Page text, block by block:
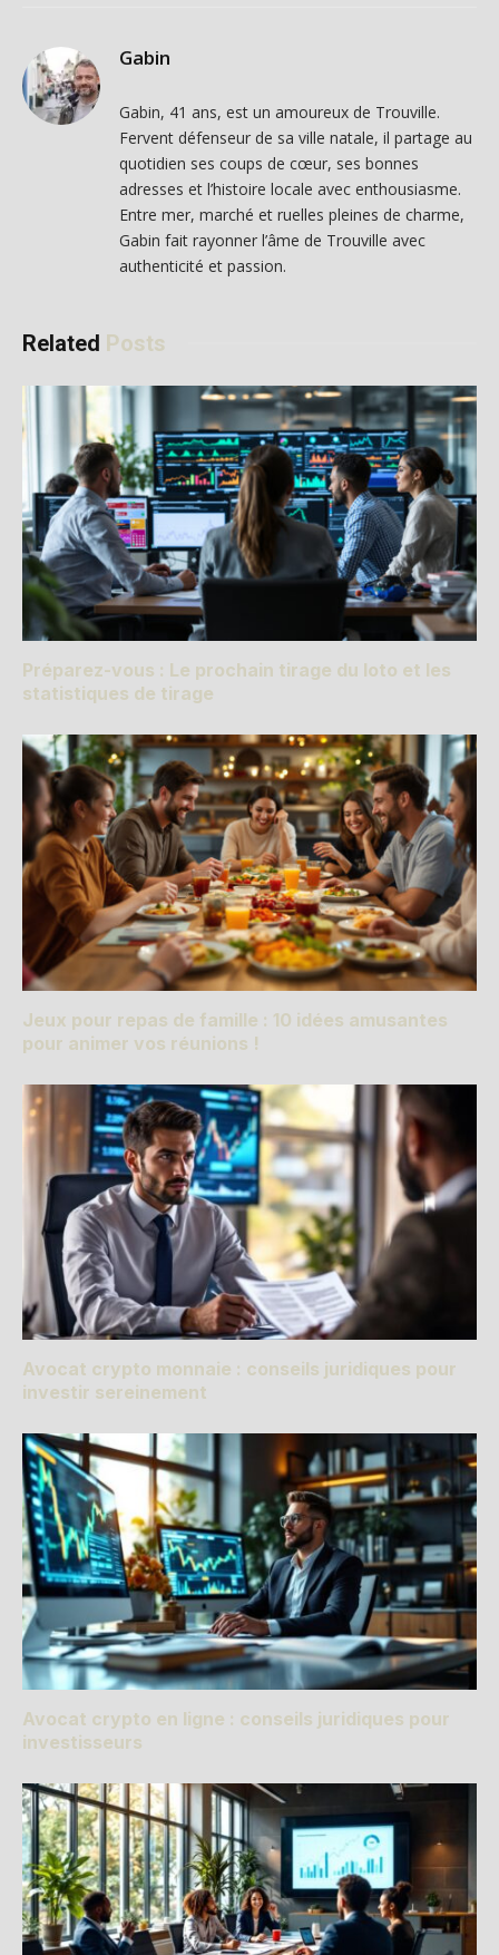
Gabin
Gabin, 41 ans, est un amoureux de Trouville.
Fervent défenseur de sa ville natale, il partage au
quotidien ses coups de cœur, ses bonnes
adresses et l’histoire locale avec enthousiasme.
Entre mer, marché et ruelles pleines de charme,
Gabin fait rayonner l’âme de Trouville avec
authenticité et passion.
Related Posts
Préparez-vous : Le prochain tirage du loto et les
statistiques de tirage
Jeux pour repas de famille : 10 idées amusantes
pour animer vos réunions !
Avocat crypto monnaie : conseils juridiques pour
investir sereinement
Avocat crypto en ligne : conseils juridiques pour
investisseurs